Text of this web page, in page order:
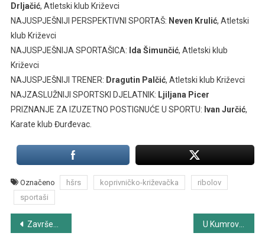
Drljačić, Atletski klub Križevci
NAJUSPJEŠNIJI PERSPEKTIVNI SPORTAŠ: Neven Krulić, Atletski
klub Križevci
NAJUSPJEŠNIJA SPORTAŠICA: Ida Šimunčić, Atletski klub
Križevci
NAJUSPJEŠNIJI TRENER: Dragutin Palčić, Atletski klub Križevci
NAJZASLUŽNIJI SPORTSKI DJELATNIK: Ljiljana Picer
PRIZNANJE ZA IZUZETNO POSTIGNUĆE U SPORTU: Ivan Jurčić,
Karate klub Đurđevac.
Označeno hšrs koprivničko-križevačka
ribolov
sportaši
Navigacija
Završene 4. Svjetske ribolovne igre u Južnoj Africi